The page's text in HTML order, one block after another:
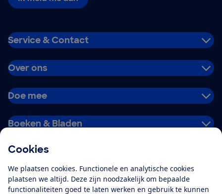
Cookies
We plaatsen cookies. Functionele en analytische cookies
plaatsen we altijd. Deze zijn noodzakelijk om bepaalde
functionaliteiten goed te laten werken en gebruik te kunnen
Service & Contact
Over ons
Doe mee
Boeken & Bladen